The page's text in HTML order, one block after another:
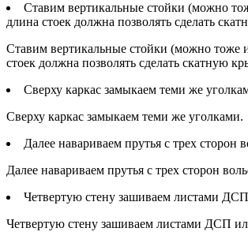
Ставим вертикальные стойки (можно
длина стоек должна позволять сделать
Ставим вертикальные стойки (можно тоже
стоек должна позволять сделать скатную
Сверху каркас замыкаем теми же
Сверху каркас замыкаем теми же уголками.
Далее навариваем прутья с трех сторон
Далее навариваем прутья с трех сторон
Четвертую стену зашиваем листами
Четвертую стену зашиваем листами ДСП